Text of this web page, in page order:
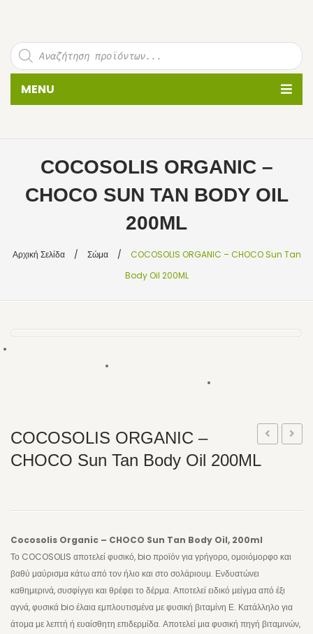
r
o
s
MENU
PEELING ΠΡΟΣΩΠΟΥ
ΜΑΤΙΑ
ΣΕΡΟΥΜ-ΕΛΑΙΑ
ΑΛΑΤΑ ΜΠΑΝΙΟΥ
SCRUB ΣΩΜΑΤΟΣ
ΚΡΕΜΕΣ ΧΕΡΙΩΝ
ΚΡΕΜΕΣ ΠΟΔΙΩΝ
SCRUB ΠΟΔΙΩΝ
INTIMATE
COCOSOLIS ORGANIC –
CHOCO SUN TAN BODY OIL
200ML
Αρχική Σελίδα / Σώμα /
COCOSOLIS ORGANIC – CHOCO Sun Tan
Body Oil 200ML
Clean
Face
Foam
150ml
Sun
100ml
COCOSOLIS ORGANIC –
CHOCO Sun Tan Body Oil 200ML
Cocosolis Organic – CHOCO Sun Tan Body Oil, 200ml
Το COCOSOLIS αποτελεί φυσικό, bio προϊόν για γρήγορο, ομοιόμορφο και
βαθύ μαύρισμα κάτω από τον ήλιο και στο σολάριουμ. Ενδυατώνει
καθημερινά, συσφίγγει και θρέφει το δέρμα. Αποτελεί ειδικό μείγμα από έξι
αγνά, φυσικά bio έλαια εμπλουτισμένα με φυσική βιταμίνη Ε. Κατάλληλο για
άτομα με λεπτή ή ευαίσθητη επιδερμίδα. Αποτελεί μια φυσική πηγή βιταμινών,